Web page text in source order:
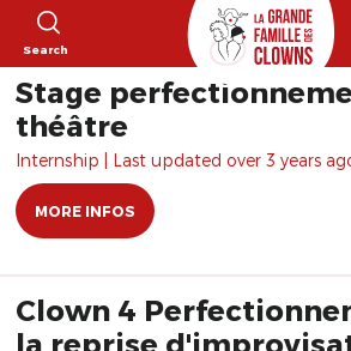
Search
Stage
théâtre
Internship | Last updated over 3 years
MORE INFOS
Clown 4
la reprise